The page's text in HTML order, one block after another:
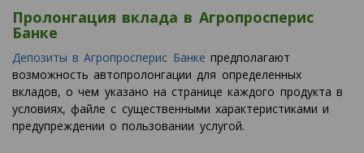
Пролонгация вклада в Агропросперис
Банке
Депозиты в Агропросперис Банке предполагают
возможность автопролонгации для определенных
вкладов, о чем указано на странице каждого продукта в
условиях, файле с существенными характеристиками и
предупреждении о пользовании услугой.